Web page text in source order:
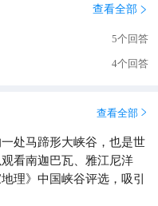
查看全部 
5个回答
4个回答
查看全部 
处马蹄形大峡谷，也是世
看南迦巴瓦、雅江尼洋
理》中国峡谷评选，吸引